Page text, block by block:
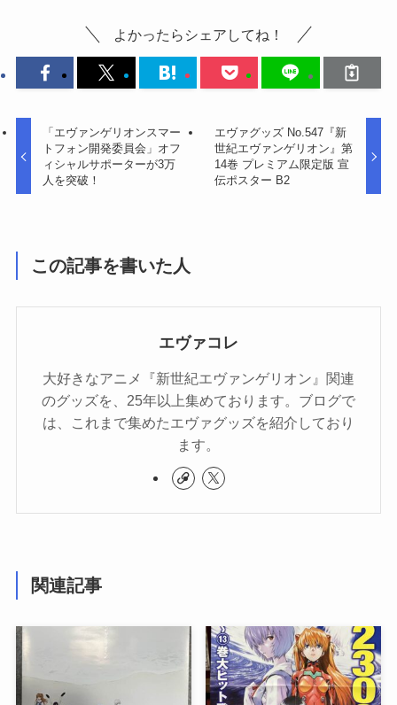
よかったらシェアしてね！
「エヴァンゲリオンスマー
トフォン開発委員会」オフ
ィシャルサポーターが3万
人を突破！
エヴァグッズ No.547『新
世紀エヴァンゲリオン』第
14巻 プレミアム限定版 宣
伝ポスター B2
この記事を書いた人
エヴァコレ
大好きなアニメ『新世紀エヴァンゲリオン』関連
のグッズを、25年以上集めております。ブログで
は、これまで集めたエヴァグッズを紹介しており
ます。
関連記事